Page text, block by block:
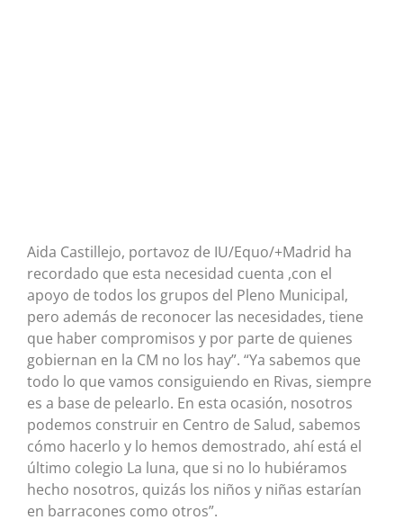
Aida Castillejo, portavoz de IU/Equo/+Madrid ha
recordado que esta necesidad cuenta ,con el
apoyo de todos los grupos del Pleno Municipal,
pero además de reconocer las necesidades, tiene
que haber compromisos y por parte de quienes
gobiernan en la CM no los hay”. “Ya sabemos que
todo lo que vamos consiguiendo en Rivas, siempre
es a base de pelearlo. En esta ocasión, nosotros
podemos construir en Centro de Salud, sabemos
cómo hacerlo y lo hemos demostrado, ahí está el
último colegio La luna, que si no lo hubiéramos
hecho nosotros, quizás los niños y niñas estarían
en barracones como otros”.